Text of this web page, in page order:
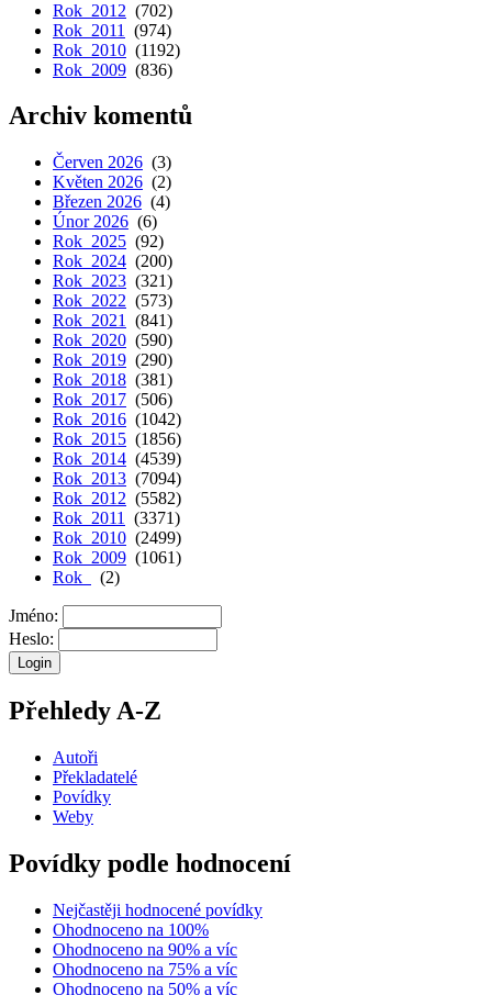
Rok 2012 (702)
Rok 2011
(974)
Rok 2010 (1192)
Rok 2009 (836)
Archiv komentů
Červen 2026 (3)
Květen 2026 (2)
Březen 2026 (4)
Únor 2026 (6)
Rok 2025 (92)
Rok 2024 (200)
Rok 2023 (321)
Rok 2022 (573)
Rok 2021
(841)
Rok 2020 (590)
Rok 2019 (290)
Rok 2018 (381)
Rok 2017 (506)
Rok 2016 (1042)
Rok 2015 (1856)
Rok 2014 (4539)
Rok 2013 (7094)
Rok 2012 (5582)
Rok 2011
(3371)
Rok 2010 (2499)
Rok 2009 (1061)
Rok
(2)
Jméno:
Heslo:
Přehledy A-Z
Autoři
Překladatelé
Povídky
Weby
Povídky podle hodnocení
Nejčastěji hodnocené povídky
Ohodnoceno na 100%
Ohodnoceno na 90% a víc
Ohodnoceno na 75% a víc
Ohodnoceno na 50% a víc